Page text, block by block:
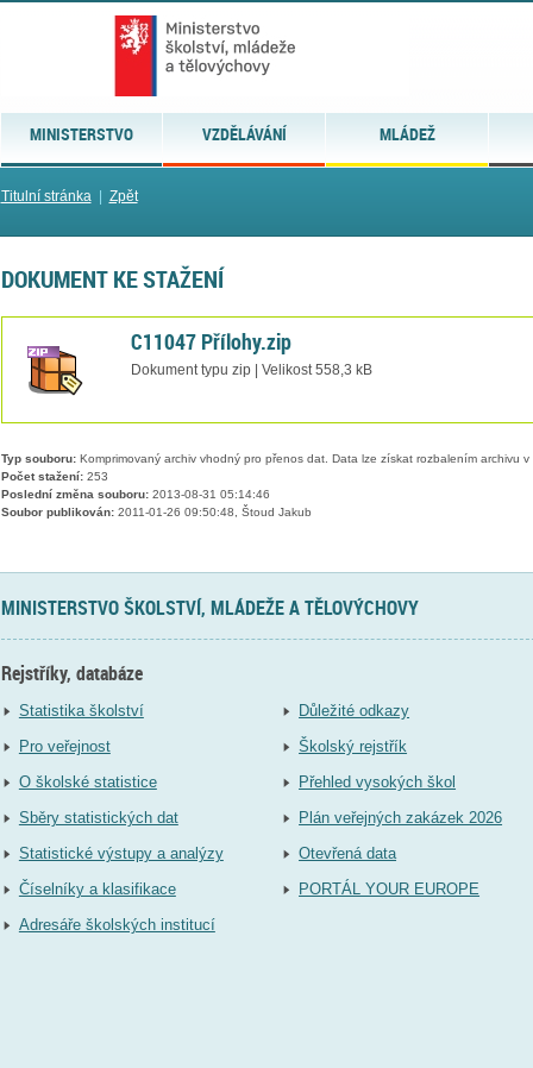
MINISTERSTVO VZDĚLÁVÁNÍ MLÁDEŽ
Titulní stránka| Zpět
DOKUMENT KE STAŽENÍ
C11047 Přílohy.zip
Dokument typu zip | Velikost 558,3 kB
Typ souboru:Komprimovaný archiv vhodný pro přenos dat. Data lze získat rozbalením archivu
Počet stažení:253
Poslední změna souboru:2013-08-31 05:14:46
Soubor publikován:2011-01-26 09:50:48, Štoud Jakub
MINISTERSTVO ŠKOLSTVÍ, MLÁDEŽE A TĚLOVÝCHOVY
Rejstříky, databáze
Statistika školství
Pro veřejnost
O školské statistice
Sběry statistických dat
Statistické výstupy a analýzy
Číselníky a klasifikace
Adresáře školských institucí
Důležité odkazy
Školský rejstřík
Přehled vysokých škol
Plán veřejných zakázek 2026
Otevřená data
PORTÁL YOUR EUROPE